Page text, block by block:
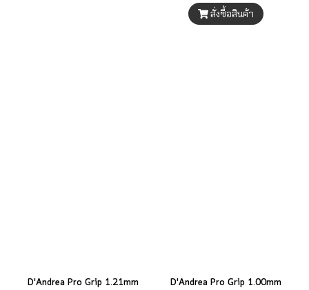
สั่งซื้อสินค้า
D'Andrea Pro Grip 1.21mm
D'Andrea Pro Grip 1.00mm